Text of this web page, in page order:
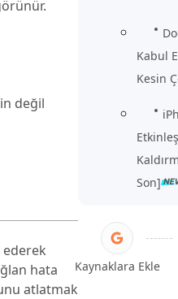
Kabul
Kesin
Son]
Kaynaklara Ekle
değil
ederek
hata
atlatmak